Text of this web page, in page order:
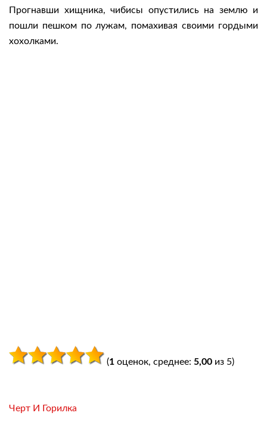
Прогнавши хищника, чибисы опустились на землю и
пошли пешком по лужам, помахивая своими гордыми
хохолками.
(1 оценок, среднее: 5,00 из 5)
Черт И Горилка